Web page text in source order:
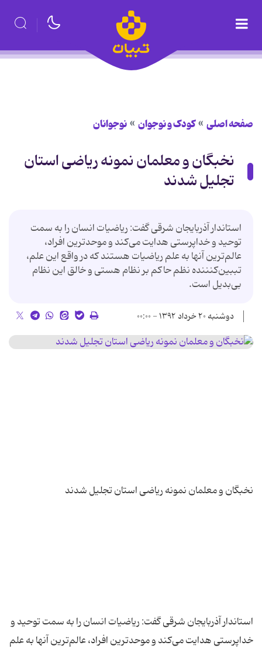
صفحه اصلی کودک و نوجوان نوجوانان
نخبگان و معلمان نمونه ریاضی استان
تجلیل شدند
استاندار آذربایجان شرقی گفت: ریاضیات انسان را به سمت
توحید و خداپرستی هدایت می‌كند و موحدترین افراد،
عالم‌ترین آنها به علم ریاضیات هستند كه در واقع این علم،
تببین‌كنننده نظم حاكم بر نظام هستی و خالق این نظام
بی‌بدیل است.
دوشنبه ۲۰ خرداد ۱۳۹۲ - ۰۰:۰۰
استاندار آذربایجان شرقی گفت: ریاضیات انسان را به سمت توحید و
خداپرستی هدایت می‌كند و موحدترین افراد، عالم‌ترین آنها به علم